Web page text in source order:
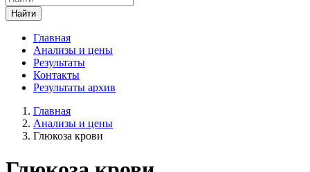
Найти
Главная
Анализы и цены
Результаты
Контакты
Результаты архив
Главная
Анализы и цены
Глюкоза крови